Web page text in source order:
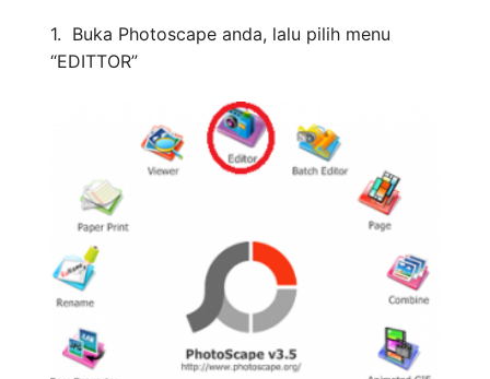
1. Buka Photoscape anda, lalu pilih menu
“EDITTOR”